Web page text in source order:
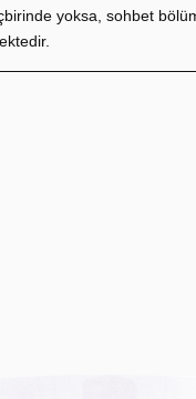
yoksa, sohbet